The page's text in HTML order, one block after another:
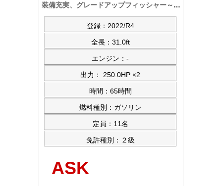
装備充実、グレードアップフィッシャー～25HP×2機～安定性抜群の高速艇～エンジンアワー/65時間余 即納艇です
登録：2022/R4
全長：31.0ft
エンジン：-
出力： 250.0HP ×2
時間：65時間
燃料種別：ガソリン
定員：11名
免許種別：２級
ASK